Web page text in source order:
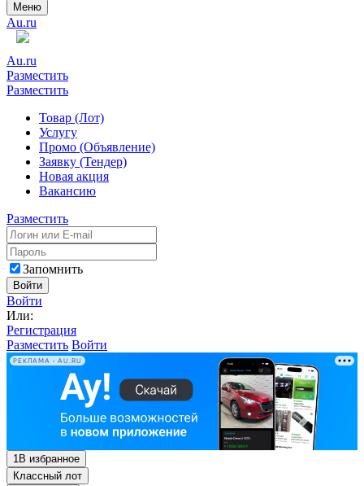
Меню
Au.ru
Au.ru
Разместить
Разместить
Товар (Лот)
Услугу
Промо (Объявление)
Заявку (Тендер)
Новая акция
Вакансию
Разместить
Запомнить
Войти
Войти
Или:
Регистрация
Разместить Войти
РЕКЛАМА • AU.RU
1В избранное
Классный лот